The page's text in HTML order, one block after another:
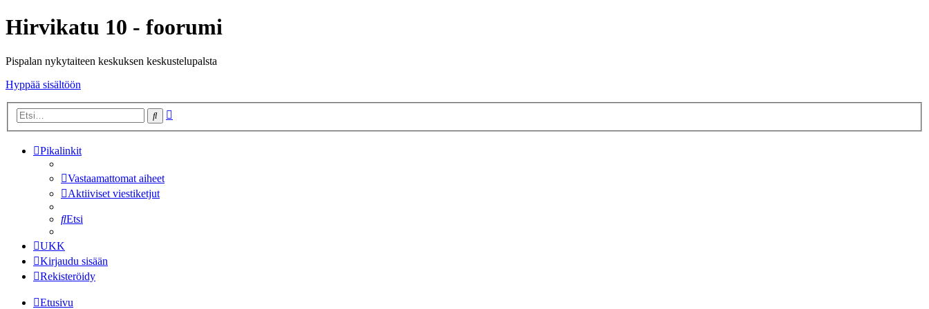
Hirvikatu 10 - foorumi
Pispalan nykytaiteen keskuksen keskustelupalsta
Hyppää sisältöön
Etsi
Pikalinkit
Vastaamattomat aiheet
Aktiiviset viestiketjut
Etsi
UKK
Kirjaudu sisään
Rekisteröidy
Etusivu